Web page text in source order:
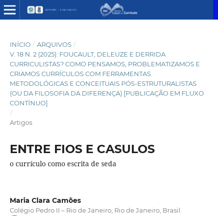
INÍCIO / ARQUIVOS /
V. 18 N. 2 (2025): FOUCAULT, DELEUZE E DERRIDA
CURRICULISTAS? COMO PENSAMOS, PROBLEMATIZAMOS E
CRIAMOS CURRÍCULOS COM FERRAMENTAS
METODOLÓGICAS E CONCEITUAIS PÓS-ESTRUTURALISTAS
(OU DA FILOSOFIA DA DIFERENÇA) [PUBLICAÇÃO EM FLUXO
CONTÍNUO]
/
Artigos
ENTRE FIOS E CASULOS
o currículo como escrita de seda
Maria Clara Camões
Colégio Pedro II – Rio de Janeiro, Rio de Janeiro, Brasil.